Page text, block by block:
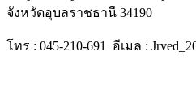
จังหวัดอุบลราชธานี 34190
โทร : 045-210-691 อีเมล :